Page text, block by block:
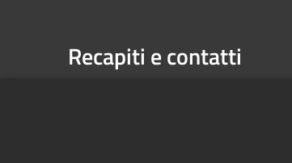
Recapiti e contatti